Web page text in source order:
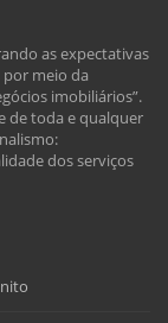
as expectativas
meio da
imobiliários”.
de toda e qualquer
dos serviços